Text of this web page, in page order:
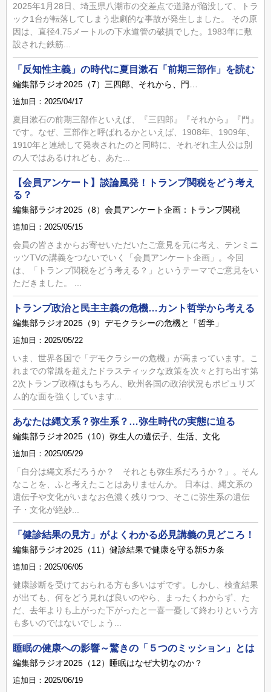
2025年1月28日、埼玉県八潮市の交差点で道路が陥没して、トラ
ック1台が転落してしまう悲劇的な事故が発生しました。 その原
因は、直径4.75メートルの下水道管の破損でした。1983年に敷
設された鉄筋...
「反知性主義」の時代に夏目漱石「前期三部作」を読む
編集部ラジオ2025（7）三四郎、それから、門…
追加日：2025/04/17
夏目漱石の前期三部作といえば、『三四郎』『それから』『門』
です。なぜ、三部作と呼ばれるかといえば、1908年、1909年、
1910年と連続して発表されたのと同時に、それぞれ主人公は別
の人ではあるけれども、あた...
【会員アンケート】談論風発！トランプ関税をどう考え
る？
編集部ラジオ2025（8）会員アンケート企画：トランプ関税
追加日：2025/05/15
会員の皆さまからお寄せいただいたご意見を元に考え、テンミニ
ッツTVの講義をつないでいく「会員アンケート企画」。今回
は、「トランプ関税をどう考える？」というテーマでご意見をい
ただきました。 ...
トランプ政治と民主主義の危機…カント哲学から考える
編集部ラジオ2025（9）デモクラシーの危機と「哲学」
追加日：2025/05/22
いま、世界各国で「デモクラシーの危機」が高まっています。こ
れまでの常識を超えたドラスティックな政策を次々と打ち出す第
2次トランプ政権はもちろん、欧州各国の政治状況もポピュリズ
ム的な面を強くしています...
あなたは縄文系？弥生系？…弥生時代の実態に迫る
編集部ラジオ2025（10）弥生人の遺伝子、生活、文化
追加日：2025/05/29
「自分は縄文系だろうか？ それとも弥生系だろうか？」。そん
なことを、ふと考えたことはありませんか。 日本は、縄文系の
遺伝子や文化がいまなお色濃く残りつつ、そこに弥生系の遺伝
子・文化が絶妙...
「健診結果の見方」がよくわかる必見講義の見どころ！
編集部ラジオ2025（11）健診結果で健康を守る新5カ条
追加日：2025/06/05
健康診断を受けておられる方も多いはずです。しかし、検査結果
が出ても、何をどう見れば良いのやら、まったくわからず、た
だ、去年よりも上がった下がったと一喜一憂して終わりという方
も多いのではないでしょう...
睡眠の健康への影響～驚きの「５つのミッション」とは
編集部ラジオ2025（12）睡眠はなぜ大切なのか？
追加日：2025/06/19